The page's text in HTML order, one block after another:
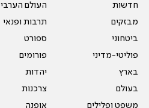
חדשות
מבזקים
ביטחוני
פוליטי-מדיני
בארץ
בעולם
משפט ופלילים
העולם הערבי
תרבות ופנאי
ספורט
פורומים
יהדות
צרכנות
אופנה